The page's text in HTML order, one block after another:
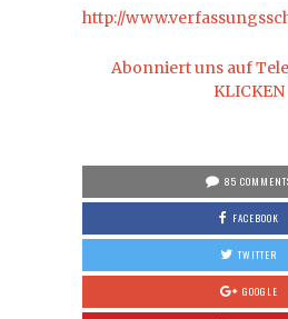
http://
Abonniert uns auf
KLICKEN
85
FACEBOOK
TWITTER
GOOGLE